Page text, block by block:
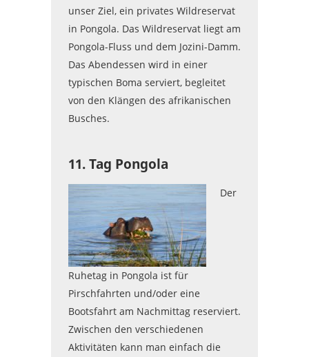
unser Ziel, ein privates Wildreservat
in Pongola. Das Wildreservat liegt am
Pongola-Fluss und dem Jozini-Damm.
Das Abendessen wird in einer
typischen Boma serviert, begleitet
von den Klängen des afrikanischen
Busches.
11. Tag Pongola
Der
Ruhetag in Pongola ist für
Pirschfahrten und/oder eine
Bootsfahrt am Nachmittag reserviert.
Zwischen den verschiedenen
Aktivitäten kann man einfach die